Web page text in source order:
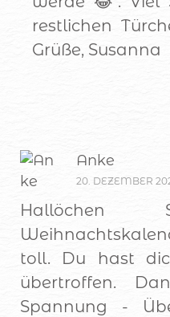
restlichen
Grüße, Susanna
Anke
20. DEZEMBER
Hallöchen
toll. Du hast
übertroffen.
Spannung -